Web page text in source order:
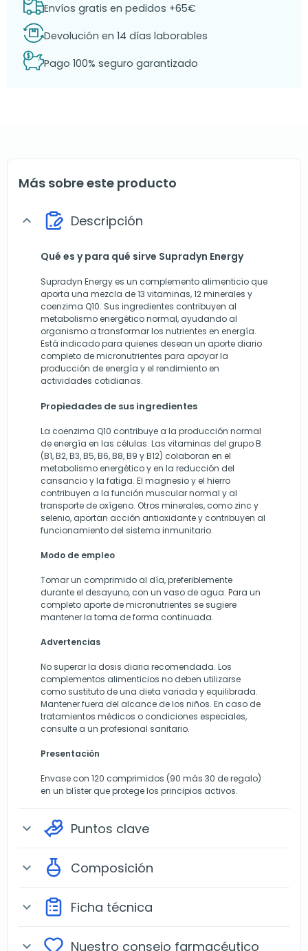
Envíos gratis en pedidos +65€
Devolución en 14 días laborables
Pago 100% seguro garantizado
Más sobre este producto
expand_more Descripción
Qué es y para qué sirve Supradyn Energy
Supradyn Energy es un complemento alimenticio que
aporta una mezcla de 13 vitaminas, 12 minerales y
coenzima Q10. Sus ingredientes contribuyen al
metabolismo energético normal, ayudando al
organismo a transformar los nutrientes en energía.
Está indicado para quienes desean un aporte diario
completo de micronutrientes para apoyar la
producción de energía y el rendimiento en
actividades cotidianas.
Propiedades de sus ingredientes
La coenzima Q10 contribuye a la producción normal
de energía en las células. Las vitaminas del grupo B
(B1, B2, B3, B5, B6, B8, B9 y B12) colaboran en el
metabolismo energético y en la reducción del
cansancio y la fatiga. El magnesio y el hierro
contribuyen a la función muscular normal y al
transporte de oxígeno. Otros minerales, como zinc y
selenio, aportan acción antioxidante y contribuyen al
funcionamiento del sistema inmunitario.
Modo de empleo
Tomar un comprimido al día, preferiblemente
durante el desayuno, con un vaso de agua. Para un
completo aporte de micronutrientes se sugiere
mantener la toma de forma continuada.
Advertencias
No superar la dosis diaria recomendada. Los
complementos alimenticios no deben utilizarse
como sustituto de una dieta variada y equilibrada.
Mantener fuera del alcance de los niños. En caso de
tratamientos médicos o condiciones especiales,
consulte a un profesional sanitario.
Presentación
Envase con 120 comprimidos (90 más 30 de regalo)
en un blíster que protege los principios activos.
expand_more Puntos clave
expand_more Composición
expand_more Ficha técnica
expand_more Nuestro consejo farmacéutico